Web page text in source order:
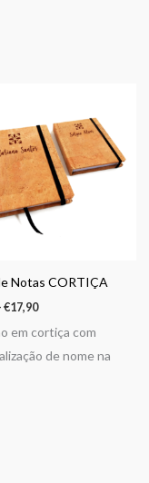
Notas CORTIÇA
€17,90
€13,90
through
€17,90
em cortiça com
de nome na